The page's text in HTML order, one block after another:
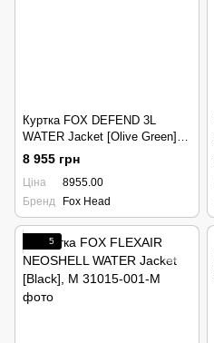
Куртка FOX DEFEND 3L
WATER Jacket [Olive Green],
XL
8 955 грн
Ціна
8955.00
Бренд
Fox Head
5